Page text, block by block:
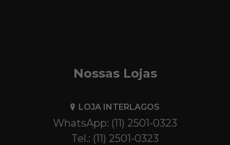
Nossas Lojas
LOJA INTERLAGOS
WhatsApp: (11) 2501-0323
Tel.: (11) 2501-0323